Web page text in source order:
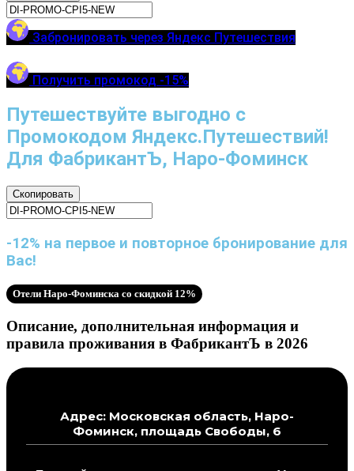
Забронировать через Яндекс Путешествия
Получить промокод -15%
Путешествуйте выгодно с
Промокодом Яндекс.Путешествий!
Для ФабрикантЪ, Наро-Фоминск
Скопировать
-12% на первое и повторное бронирование для
Вас!
Отели Наро-Фоминска со скидкой 12%
Описание, дополнительная информация и
правила проживания в ФабрикантЪ в 2026
Адрес: Московская область, Наро-
Фоминск, площадь Свободы, 6